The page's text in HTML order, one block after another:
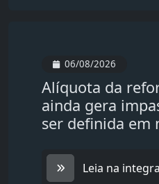
06/08/2026
Alíquota da
ainda gera
ser definida em
Leia na integra